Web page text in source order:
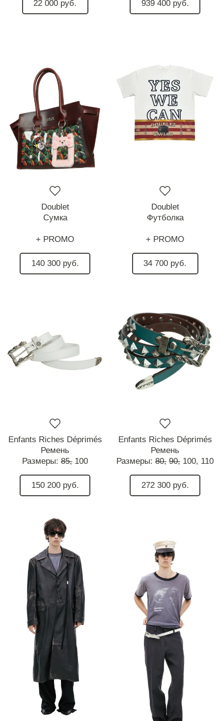
22 000 руб. 939 400 руб.
Doublet
Сумка
+ PROMO
140 300 руб.
Doublet
Футболка
+ PROMO
34 700 руб.
Enfants Riches Déprimés
Ремень
Размеры: 85, 100
150 200 руб.
Enfants Riches Déprimés
Ремень
Размеры: 80, 90, 100, 110
272 300 руб.